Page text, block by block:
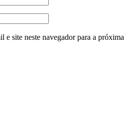
e site neste navegador para a próxima